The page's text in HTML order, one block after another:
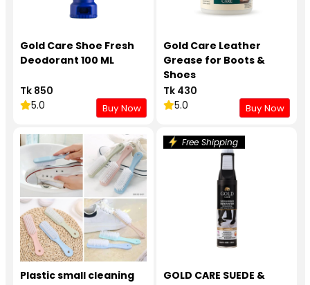
Gold Care Shoe Fresh
Deodorant 100 ML
Tk 850
5.0
Buy Now
Gold Care Leather
Grease for Boots &
Shoes
Tk 430
5.0
Buy Now
Plastic small cleaning
Free Shipping
GOLD CARE SUEDE &